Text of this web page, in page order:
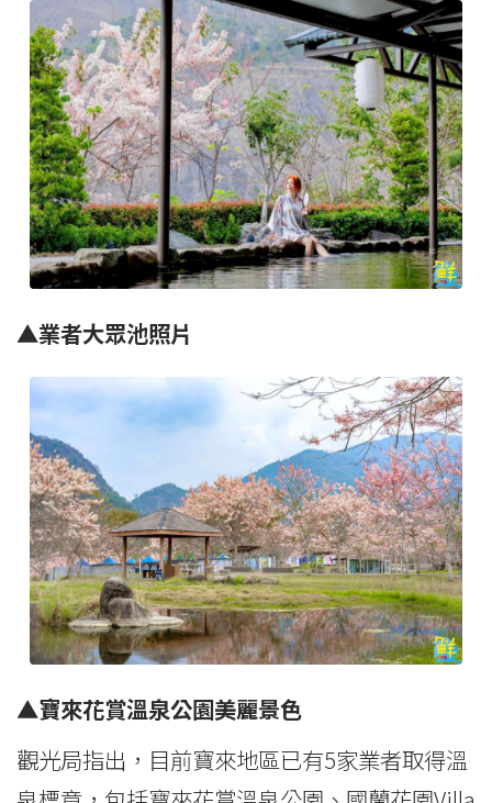
▲業者大眾池照片
▲寶來花賞溫泉公園美麗景色
觀光局指出，目前寶來地區已有5家業者取得溫